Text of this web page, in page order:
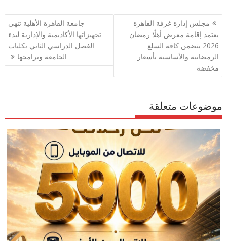
b
o
o
k
er
l
s
A
p
gr
e
تصفّح
المقالات
مجلس إدارة غرفة القاهرة
يعتمد إقامة معرض أهلًا رمضان
2026 يتضمن كافة السلع
الرمضانية والأساسية بأسعار
مخفضة
جامعة القاهرة الأهلية تنهى
تجهيزاتها الأكاديمية والإدارية لبدء
الفصل الدراسي الثاني بكليات
الجامعة وبرامجها
موضوعات متعلقة